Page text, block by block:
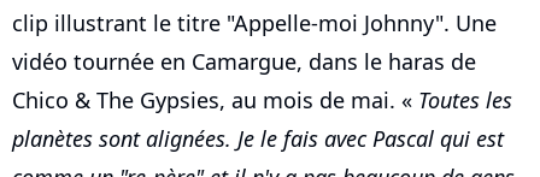
clip illustrant le titre "Appelle-moi Johnny". Une
vidéo tournée en Camargue, dans le haras de
Chico & The Gypsies, au mois de mai. « Toutes les
planètes sont alignées. Je le fais avec Pascal qui est